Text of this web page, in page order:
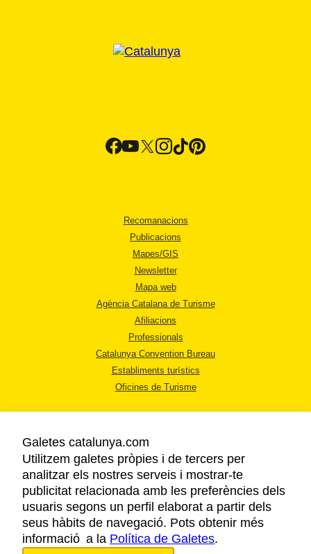
Recomanacions
Publicacions
Mapes/GIS
Newsletter
Mapa web
Agència Catalana de Turisme
Afiliacions
Professionals
Catalunya Convention Bureau
Establiments turístics
Oficines de Turisme
AVÍS LEGAL
POLÍTICA DE PRIVACITAT
COOKIES
ACCESSIBILITAT
Galetes catalunya.com
Utilitzem galetes pròpies i de tercers per
analitzar els nostres serveis i mostrar-te
publicitat relacionada amb les preferències dels
usuaris segons un perfil elaborat a partir dels
seus hàbits de navegació. Pots obtenir més
informació a la Política de Galetes.